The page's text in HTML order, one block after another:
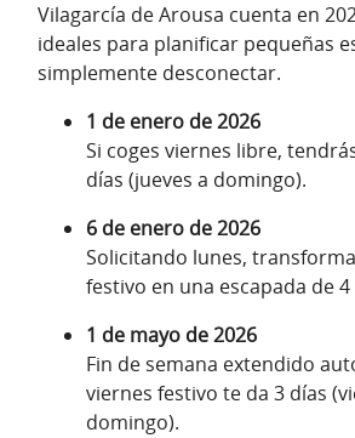
Vilagarcía de Arousa cuenta en
ideales para planificar pequeñas
simplemente desconectar.
1 de enero de 2026
Si coges viernes libre,
días (jueves a domingo).
6 de enero de 2026
Solicitando lunes,
festivo en una escapada de 4
1 de mayo de 2026
Fin de semana extendido
viernes festivo te da 3 días
domingo).